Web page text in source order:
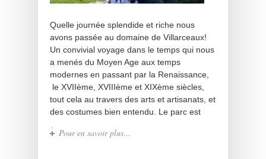
Quelle journée splendide et riche nous
avons passée au domaine de Villarceaux!
Un convivial voyage dans le temps qui nous
a menés du Moyen Age aux temps
modernes en passant par la Renaissance,
le XVIIème, XVIIIème et XIXème siècles,
tout cela au travers des arts et artisanats, et
des costumes bien entendu. Le parc est
Pour en savoir plus…